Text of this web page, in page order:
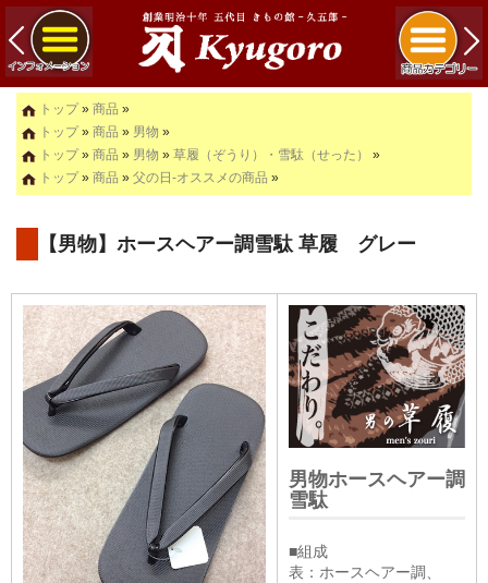
トップ» 商品 »
トップ» 商品 » 男物 »
トップ» 商品 » 男物 » 草履（ぞうり）・雪駄（せった）
»
トップ» 商品 » 父の日-オススメの商品 »
【男物】ホースヘアー調雪駄 草履 グレー
男物ホースヘアー調
雪駄
■組成
表：ホースヘアー調、